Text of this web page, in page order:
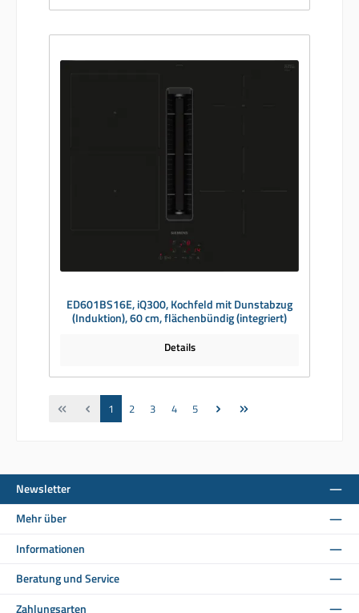
ED601BS16E, iQ300, Kochfeld mit Dunstabzug
(Induktion), 60 cm, flächenbündig (integriert)
Details
Seite
1 Seite
2 Seite
3 Seite
4 Seite
5
Newsletter
Mehr über
Informationen
Beratung und Service
Zahlungsarten